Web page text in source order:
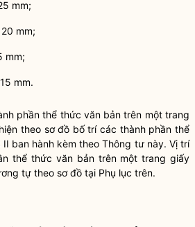
mm;
mm;
mm;
mm.
phần thể thức văn bản trên một trang
theo sơ đồ bố trí các thành phần thể
ban hành kèm theo Thông tư này. Vị trí
thể thức văn bản trên một trang giấy
tự theo sơ đồ tại Phụ lục trên.